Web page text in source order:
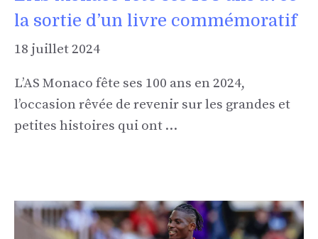
la sortie d’un livre commémoratif
18 juillet 2024
L’AS Monaco fête ses 100 ans en 2024,
l’occasion rêvée de revenir sur les grandes et
petites histoires qui ont …